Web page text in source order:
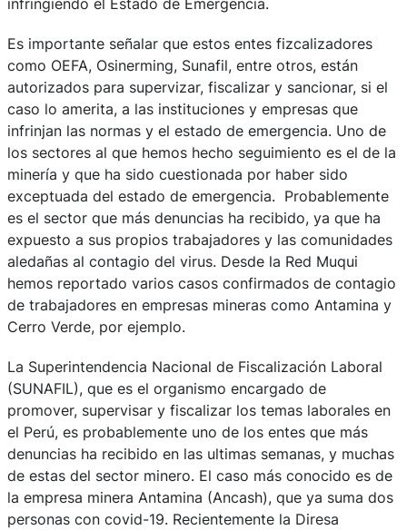
Es importante señalar que estos entes fizcalizadores
como OEFA, Osinerming, Sunafil, entre otros, están
autorizados para supervizar, fiscalizar y sancionar, si el
caso lo amerita, a las instituciones y empresas que
infrinjan las normas y el estado de emergencia. Uno de
los sectores al que hemos hecho seguimiento es el de la
minería y que ha sido cuestionada por haber sido
exceptuada del estado de emergencia. Probablemente
es el sector que más denuncias ha recibido, ya que ha
expuesto a sus propios trabajadores y las comunidades
aledañas al contagio del virus. Desde la Red Muqui
hemos reportado varios casos confirmados de contagio
de trabajadores en empresas mineras como Antamina y
Cerro Verde, por ejemplo.
La Superintendencia Nacional de Fiscalización Laboral
(SUNAFIL), que es el organismo encargado de
promover, supervisar y fiscalizar los temas laborales en
el Perú, es probablemente uno de los entes que más
denuncias ha recibido en las ultimas semanas, y muchas
de estas del sector minero. El caso más conocido es de
la empresa minera Antamina (Ancash), que ya suma dos
personas con covid-19. Recientemente la Diresa